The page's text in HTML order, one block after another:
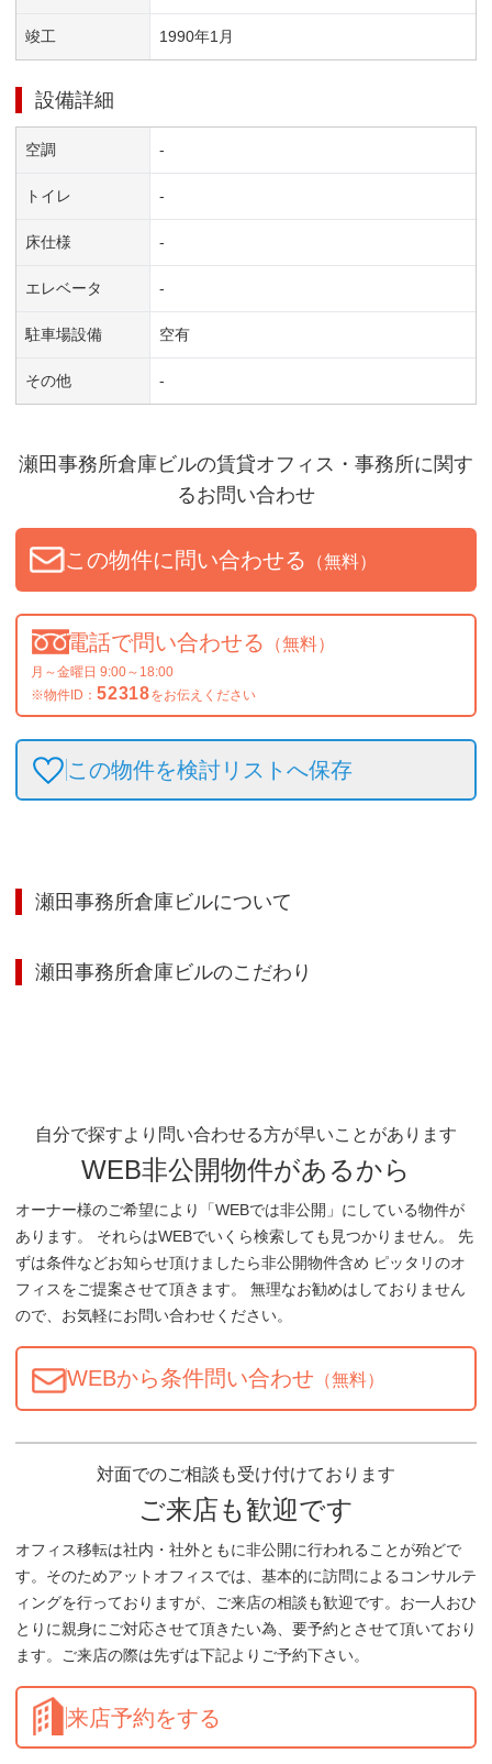
竣工 1990年1 月
設備詳細
空調 -
トイレ -
床仕様 -
エレベータ -
駐車場設備 空有
その他 -
瀬田事務所倉庫ビルの賃貸オフィス・事務所に関す
るお問い合わせ
この物件に問い合わせる （無料）
電話で問い合わせる （無料）
月～金曜日 9:00～18:00
※物件ID： 52318をお伝えください
この物件を検討リストへ保存
瀬田事務所倉庫ビルについて
瀬田事務所倉庫ビルのこだわり
自分で探すより問い合わせる方が早いことがあります
WEB非公開物件があるから
オーナー様のご希望により「WEBでは非公開」にしている物件が
あります。 それらはWEBでいくら検索しても見つかりません。 先
ずは条件などお知らせ頂けましたら非公開物件含め ピッタリのオ
フィスをご提案させて頂きます。 無理なお勧めはしておりません
ので、お気軽にお問い合わせください。
WEBから条件問い合わせ （無料）
対面でのご相談も受け付けております
ご来店も歓迎です
オフィス移転は社内・社外ともに非公開に行われることが殆どで
す。そのためアットオフィスでは、基本的に訪問によるコンサルテ
ィングを行っておりますが、ご来店の相談も歓迎です。お一人おひ
とりに親身にご対応させて頂きたい為、要予約とさせて頂いており
ます。ご来店の際は先ずは下記よりご予約下さい。
来店予約をする